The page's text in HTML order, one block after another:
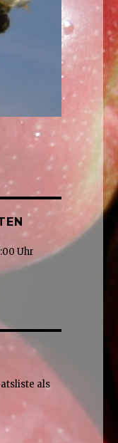
Uhr
als